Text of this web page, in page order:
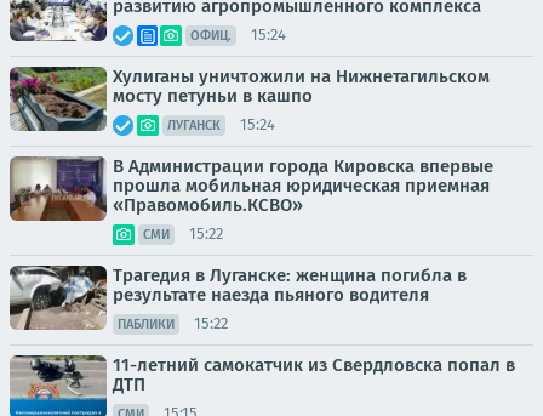
развитию агропромышленного комплекса
ОФИЦ. 15:24
Хулиганы уничтожили на Нижнетагильском
мосту петуньи в кашпо
ЛУГАНСК 15:24
В Администрации города Кировска впервые
прошла мобильная юридическая приемная
«Правомобиль.КСВО»
СМИ 15:22
Трагедия в Луганске: женщина погибла в
результате наезда пьяного водителя
ПАБЛИКИ 15:22
11-летний самокатчик из Свердловска попал в
ДТП